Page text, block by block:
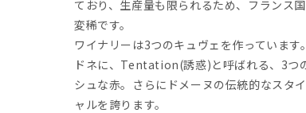
ており、生産量も限られるため、フランス
変稀です。
ワイナリーは3つのキュヴェを作っていま
ドネに、Tentation(誘惑)と呼ばれる、3つ
シュな赤。さらにドメーヌの伝統的なスタ
ャルを誇ります。